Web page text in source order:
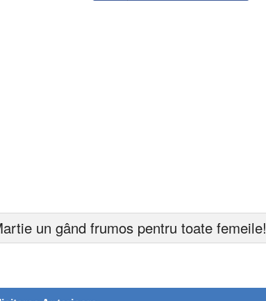
un gând frumos pentru toate femeile!